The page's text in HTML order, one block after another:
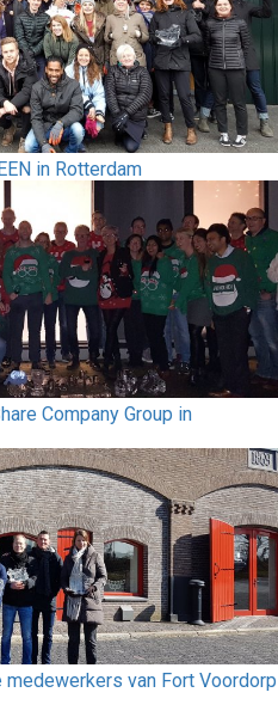
in Rotterdam
Company Group in
van Fort Voordorp